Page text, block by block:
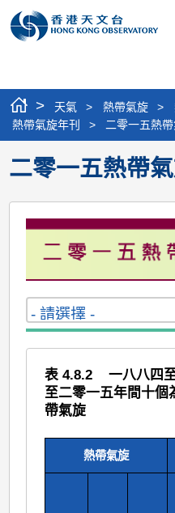
> 天氣 > 熱帶氣旋 >
熱帶氣旋年刊
> 二零一五熱
二零一五熱帶
表 4.8.2 一八八四
至二零一五年間十個
帶氣旋
熱帶氣旋